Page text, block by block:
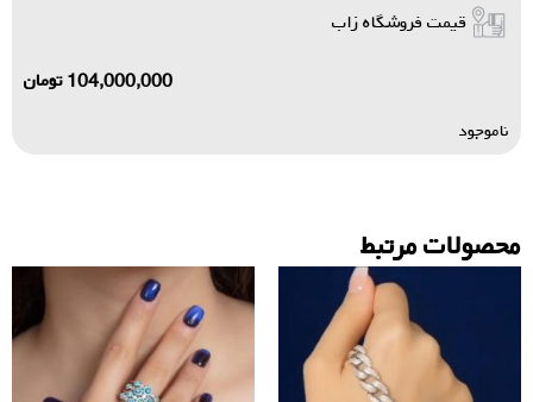
قیمت فروشگاه زاب
104,000,000تومان
ناموجود
محصولات مرتبط